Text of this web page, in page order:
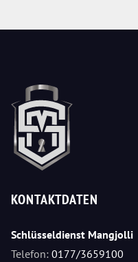
KONTAKTDATEN
Schlüsseldienst Mangjolli
Telefon: 0177/3659100